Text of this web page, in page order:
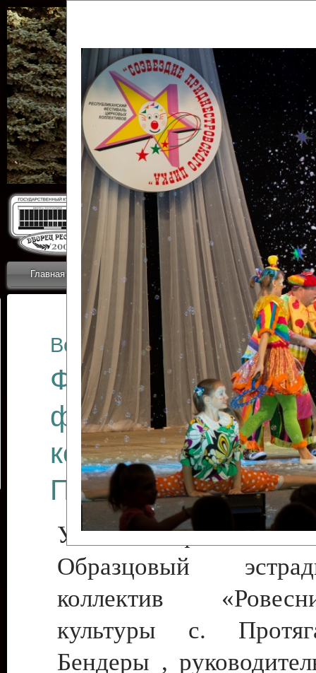
Главная Приветствие Коллективы Новости
ОТЧЕТЫ ГКЦ
Все отчеты
Финал
фестиваля
коллективов
Приднестровского
Участники фестиваля:
Образцовый
коллектив
культуры с.
Бендеры ,